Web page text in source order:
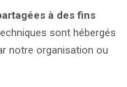
à des fins
sont hébergés
notre organisation ou